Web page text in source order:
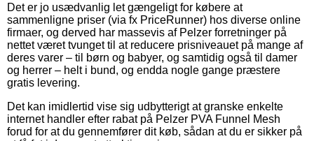
Det er jo usædvanlig let gængeligt for købere at
sammenligne priser (via fx PriceRunner) hos diverse online
firmaer, og derved har massevis af Pelzer forretninger på
nettet været tvunget til at reducere prisniveauet på mange af
deres varer – til børn og babyer, og samtidig også til damer
og herrer – helt i bund, og endda nogle gange præstere
gratis levering.
Det kan imidlertid vise sig udbytterigt at granske enkelte
internet handler efter rabat på Pelzer PVA Funnel Mesh
forud for at du gennemfører dit køb, sådan at du er sikker på